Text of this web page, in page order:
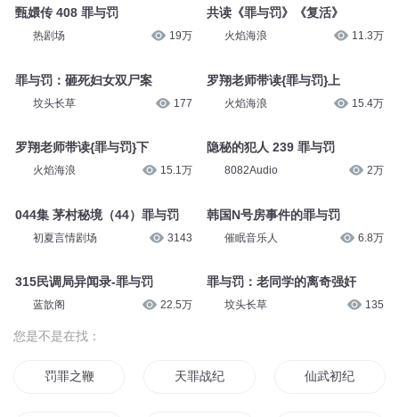
甄嬛传 408 罪与罚
热剧场 19万
罪与罚：砸死妇女双尸案
坟头长草 177
罗翔老师带读{罪与罚}下
火焰海浪 15.1万
044集 茅村秘境（44）罪与罚
初夏言情剧场 3143
315民调局异闻录-罪与罚
蓝歆阁 22.5万
共读《罪与罚》《复活》
火焰海浪 11.3万
罗翔老师带读{罪与罚}上
火焰海浪 15.4万
隐秘的犯人 239 罪与罚
8082Audio 2万
韩国N号房事件的罪与罚
催眠音乐人 6.8万
罪与罚：老同学的离奇强奸
坟头长草 135
您是不是在找：
罚罪之鞭 天罪战纪 仙武初纪